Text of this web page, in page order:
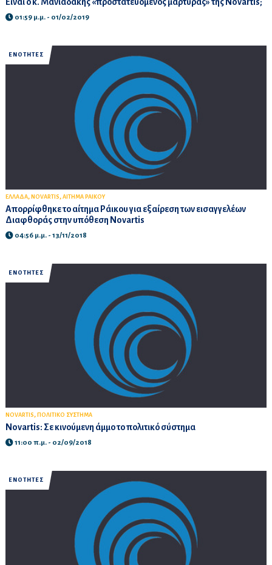
01:59 μ.μ. - 01/02/2019
ΕΝΟΤΗΤΕΣ
ΕΛΛΑΔΑ, NOVARTIS, ΑΙΤΗΜΑ ΡΑΙΚΟΥ
Απορρίφθηκε το αίτημα Ράικου για εξαίρεση των εισαγγελέων
Διαφθοράς στην υπόθεση Novartis
04:56 μ.μ. - 13/11/2018
ΕΝΟΤΗΤΕΣ
NOVARTIS, ΠΟΛΙΤΙΚΟ ΣΥΣΤΗΜΑ
Novartis: Σε κινούμενη άμμο το πολιτικό σύστημα
11:00 π.μ. - 02/09/2018
ΕΝΟΤΗΤΕΣ